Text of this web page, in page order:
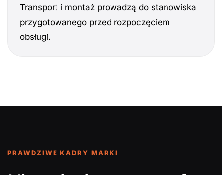
Transport i montaż prowadzą do stanowiska
przygotowanego przed rozpoczęciem
obsługi.
PRAWDZIWE KADRY MARKI